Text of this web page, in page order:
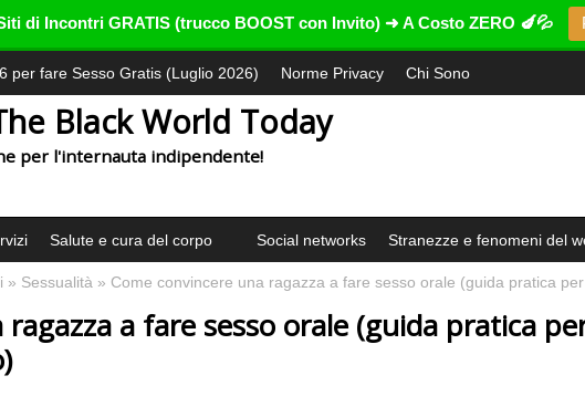
di Incontri GRATIS (trucco BOOST con Invito) ➜ A Costo ZERO 🍆💦
per fare Sesso Gratis (Luglio 2026) Norme Privacy Chi Sono
Black World Today
per l'internauta indipendente!
Salute e cura del corpo Social networks Stranezze e fenomeni del
» Sessualità » Come convincere una ragazza a fare sesso orale (guida pratica
a fare sesso orale (guida pratica